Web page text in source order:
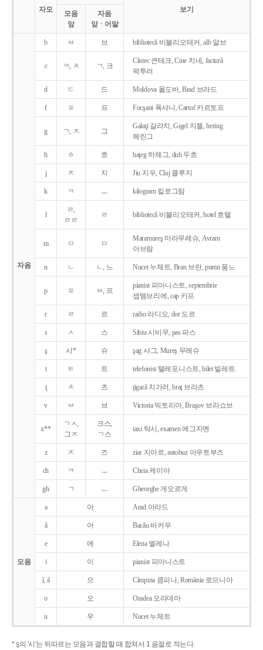
자모
보기
모음
앞
자음
앞ㆍ어말
자음
b ㅂ 브 bibliotecǎ 비블리오테커, alb 알브
c ㅋ, ㅊ ㄱ, 크
Cîntec 큰테크, Cine 치네, facturǎ
팍투러
d ㄷ 드 Moldova 몰도바, Brad 브라드
f ㅍ 프 Focşani 폭샤니, Cartof 카르토프
g ㄱ, ㅈ 그
Galaţi 갈라치, Gigel 지젤, hering
헤린그
h ㅎ 흐 haţeg 하체그, duh 두흐
j ㅈ 지 Jiu 지우, Cluj 클루지
k ㅋ ㅡ kilogram 킬로그람
l
ㄹ,
ㄹㄹ
ㄹ bibliotecǎ 비블리오테커, hotel 호텔
m ㅁ ㅁ
Maramureş 마라무레슈, Avram
아브람
n ㄴ ㄴ, 느 Nucet 누체트, Bran 브란, pumn 품느
p ㅍ ㅂ, 프
pianist 피아니스트, septembrie
셉템브리에, cap 카프
r ㄹ 르 radio 라디오, dor 도르
s ㅅ 스 Sibiu 시비우, pas 파스
ş 시* 슈 şag 샤그, Mureş 무레슈
t ㅌ 트 telefonist 텔레포니스트, bilet 빌레트
ţ ㅊ 츠 ţigarǎ 치가러, braţ 브라츠
v ㅂ 브 Victoria 빅토리아, Braşov 브라쇼브
x**
ㄱㅅ,
그ㅈ
크스,
ㄱ스
taxi 탁시, examen 에그자멘
z ㅈ 즈 ziar 지아르, autobuz 아우토부즈
ch ㅋ ㅡ Cheia 케이아
gh ㄱ ㅡ Gheorghe 게오르게
모음
a 아 Arad 아라드
ǎ 어 Bacǎu 바커우
e 에 Elena 엘레나
i 이 pianist 피아니스트
î, â 으 Cîmpina 큼피나, România 로므니아
o 오 Oradea 오라데아
u 우 Nucet 누체트
* ş의 '시'는 뒤따르는 모음과 결합할 때 합쳐서 1 음절로 적는다.